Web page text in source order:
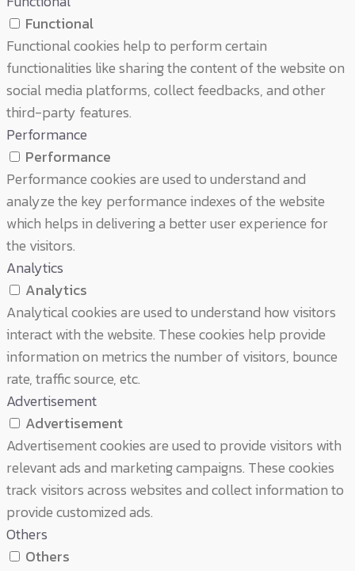
Functional
Functional cookies help to perform certain
functionalities like sharing the content of the website on
social media platforms, collect feedbacks, and other
third-party features.
Performance
Performance
Performance cookies are used to understand and
analyze the key performance indexes of the website
which helps in delivering a better user experience for
the visitors.
Analytics
Analytics
Analytical cookies are used to understand how visitors
interact with the website. These cookies help provide
information on metrics the number of visitors, bounce
rate, traffic source, etc.
Advertisement
Advertisement
Advertisement cookies are used to provide visitors with
relevant ads and marketing campaigns. These cookies
track visitors across websites and collect information to
provide customized ads.
Others
Others